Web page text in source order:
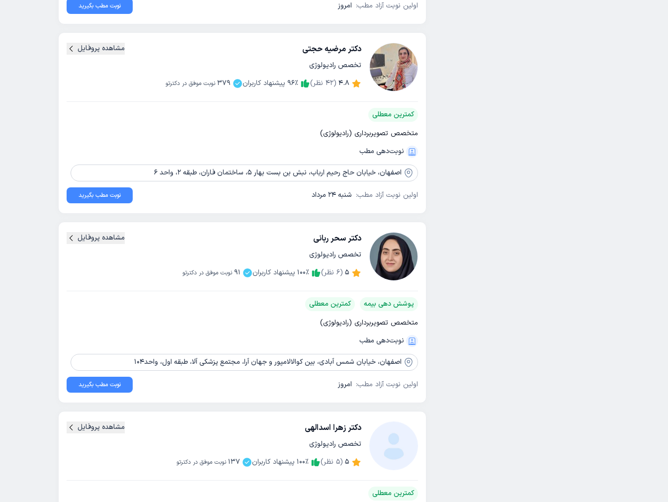
اولین نوبت آزاد مطب: امروز نوبت مطب بگیرید
دکتر مرضیه حجتی
تخصص رادیولوژی
4.8
(
42 نظر) 96٪ پیشنهاد کاربران 379 نوبت موفق در دکترتو
مشاهده پروفایل
کمترین معطلی
متخصص تصویربرداری (رادیولوژی)
نوبت‌دهی مطب
اصفهان، خیابان حاج رحیم ارباب، نبش بن بست بهار 5، ساختمان فاران، طبقه 2، واحد 6
اولین نوبت آزاد مطب: شنبه 24 مرداد نوبت مطب بگیرید
دکتر سحر ربانی
تخصص رادیولوژی
5
(
6 نظر) 100٪ پیشنهاد کاربران 91 نوبت موفق در دکترتو
مشاهده پروفایل
پوشش دهی بیمه
کمترین معطلی
متخصص تصویربرداری (رادیولوژی)
نوبت‌دهی مطب
اصفهان، خیابان شمس آبادی، بین کوالالامپور و جهان آرا، مجتمع پزشکی آلا، طبقه اول، واحد104
اولین نوبت آزاد مطب: امروز نوبت مطب بگیرید
دکتر زهرا اسدالهی
تخصص رادیولوژی
5
(
5 نظر) 100٪ پیشنهاد کاربران 137 نوبت موفق در دکترتو
مشاهده پروفایل
کمترین معطلی